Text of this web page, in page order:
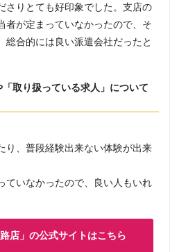
さりとても好印象でした。支店の
者が定まっていなかったので、そ
総合的には良い派遣会社だったと
取り扱っている求人」について
り、普段経験出来ない体験が出来
ていなかったので、良い人もいれ
店」の公式サイトはこちら